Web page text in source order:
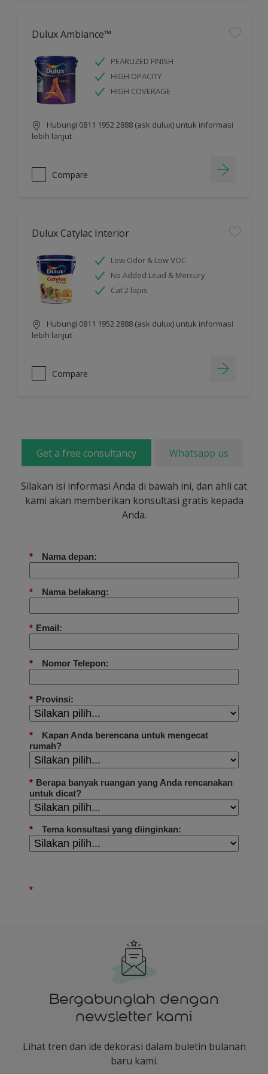
Dulux Ambiance™
PEARLIZED FINISH
HIGH OPACITY
HIGH COVERAGE
Hubungi 0811 1952 2888 (ask dulux) untuk informasi
lebih lanjut
Compare
Dulux Catylac Interior
Low Odor & Low VOC
No Added Lead & Mercury
Cat 2 lapis
Hubungi 0811 1952 2888 (ask dulux) untuk informasi
lebih lanjut
Compare
Get a free consultancy Whatsapp us
Silakan isi informasi Anda di bawah ini, dan ahli cat
kami akan memberikan konsultasi gratis kepada
Anda.
Bergabunglah dengan
newsletter kami
Lihat tren dan ide dekorasi dalam buletin bulanan
baru kami.